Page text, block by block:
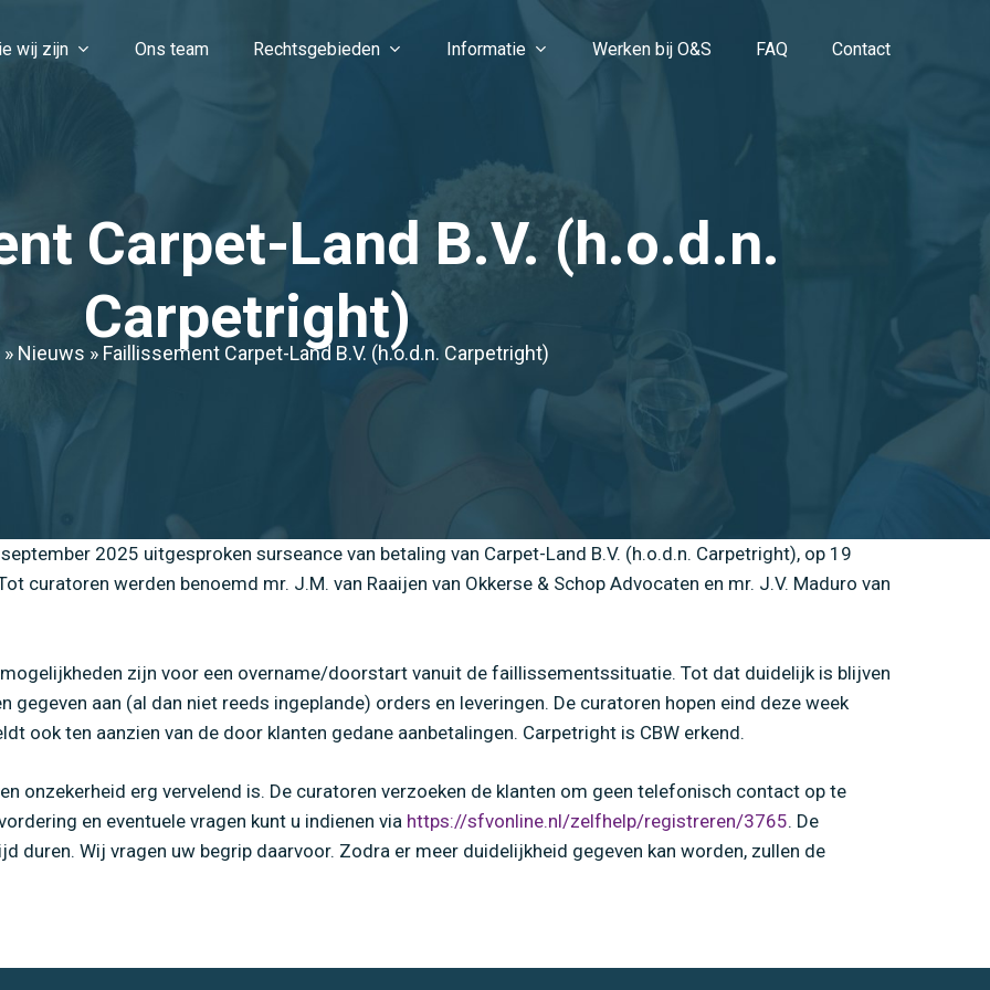
wij zijn Ons team Rechtsgebieden Informatie Werken bij O&S FAQ Contact
Carpet-Land B.V. (h.o.d.n.
Carpetright)
» Nieuws » Faillissement Carpet-Land B.V. (h.o.d.n. Carpetright)
2025 uitgesproken surseance van betaling van Carpet-Land B.V. (h.o.d.n. Carpetright), op 19
curatoren werden benoemd mr. J.M. van Raaijen van Okkerse & Schop Advocaten en mr. J.V. Maduro van
zijn voor een overname/doorstart vanuit de faillissementssituatie. Tot dat duidelijk is blijven
aan (al dan niet reeds ingeplande) orders en leveringen. De curatoren hopen eind deze week
ook ten aanzien van de door klanten gedane aanbetalingen. Carpetright is CBW erkend.
onzekerheid erg vervelend is. De curatoren verzoeken de klanten om geen telefonisch contact op te
en eventuele vragen kunt u indienen via https://sfvonline.nl/zelfhelp/registreren/3765. De
duren. Wij vragen uw begrip daarvoor. Zodra er meer duidelijkheid gegeven kan worden, zullen de